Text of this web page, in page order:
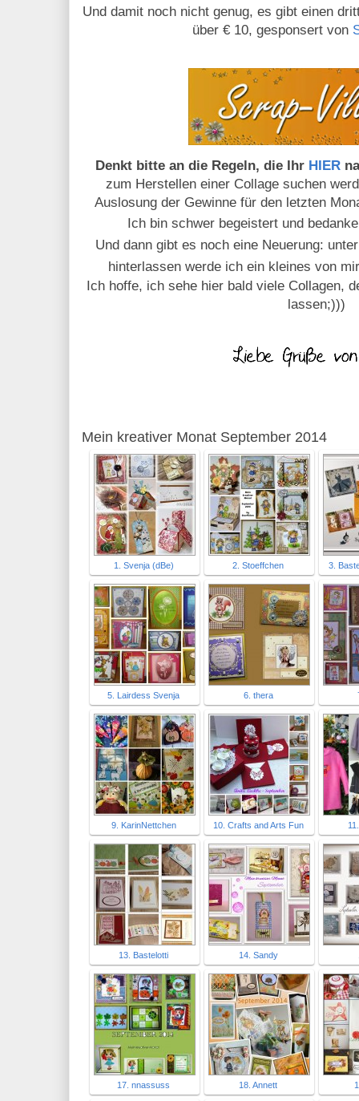
Und damit noch nicht genug, es gibt einen
über € 10, gesponsert von
Denkt bitte an die Regeln, die Ihr HIER
zum Herstellen einer Collage suchen
Auslosung der Gewinne für den letzten
Ich bin schwer begeistert und
Und dann gibt es noch eine Neuerung:
hinterlassen werde ich ein kleines von
Ich hoffe, ich sehe hier bald viele Collagen,
lassen;)))
Mein kreativer Monat September 2014
1. Svenja (dBe) 2. Stoeffchen 3.
5. Lairdess Svenja 6. thera
9. KarinNettchen 10. Crafts and Arts Fun
13. Bastelotti 14. Sandy
17. nnassuss 18. Annett